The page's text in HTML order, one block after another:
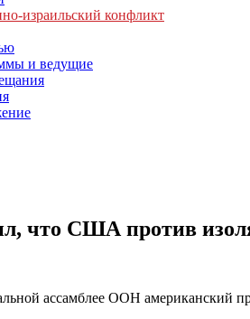
израильский конфликт
и ведущие
что США против
ассамблее ООН американский